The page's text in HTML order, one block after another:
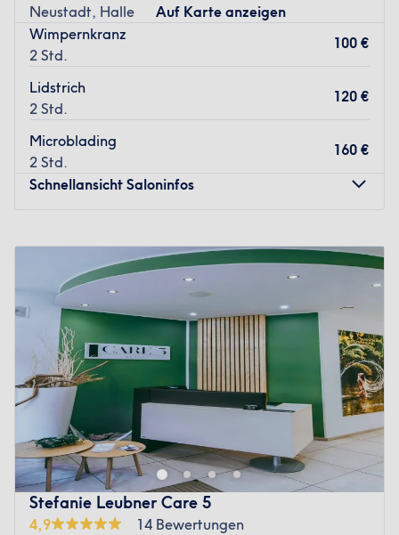
Neustadt, Halle
Auf Karte anzeigen
Wimpernkranz
2 Std.
100 €
Lidstrich
2 Std.
120 €
Microblading
2 Std.
160 €
Schnellansicht Saloninfos
10:00–18:00
Mittwoch
10:00
Donnerstag
Freitag
10:00–18:00
Samstag
Geschlossen
Sonntag
Geschlossen
In Halle (Saale) bietet LilyLab Beauty Studio eine
exklusive Symbiose aus wirkungsvoller Hauttherapie und
tiefer Regeneration. Das Konzept verfolgt das Ziel, die
Haut nicht nur oberflächlich zu pflegen, sondern ihre
Struktur nachhaltig zu verbessern und ein gesundes
Strahlen zu aktivieren. In einem hellen, minimalistisch
Stefanie Leubner Care 5
4,9
14 Bewertungen